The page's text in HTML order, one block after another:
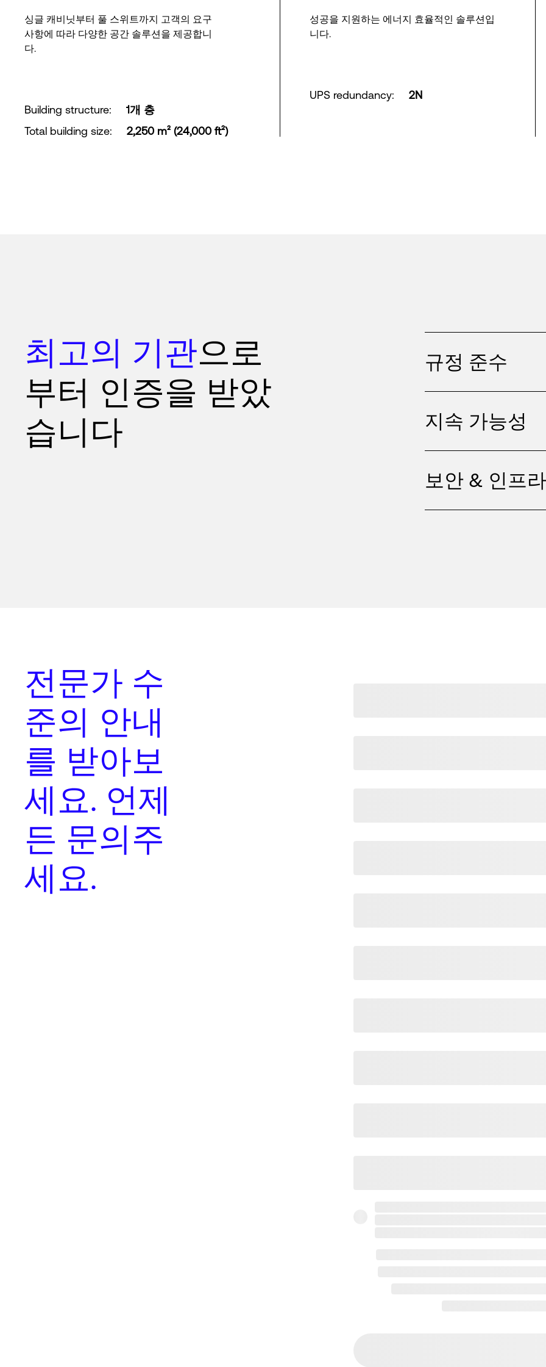
싱글 캐비닛부터 풀 스위트까지 고객의 요구
사항에 따라 다양한 공간 솔루션을 제공합니
다.
Building structure:
1개 층
Total building size: 2,250 m² (24,000 ft²)
성공을 지원하는 에너지 효율적인 솔루션입
니다.
UPS redundancy: 2N
최고의 기관으로
부터 인증을 받았
습니다
규정 준수
지속 가능성
보안 & 인프
전문가 수
준의 안내
를 받아보
세요. 언제
든 문의주
세요.